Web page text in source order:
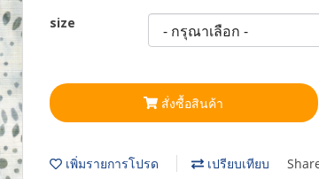
size
สั่งซื้อสินค้า
เพิ่มรายการโปรด เปรียบเทียบ